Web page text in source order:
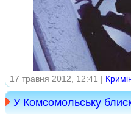
17 травня 2012, 12:41 |
У Комсомольську